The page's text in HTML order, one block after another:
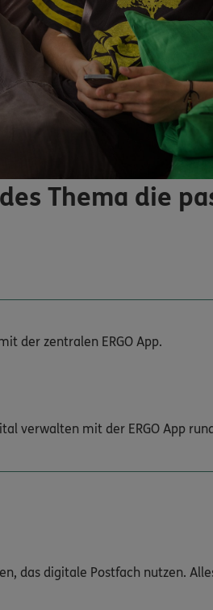
Thema die
der zentralen ERGO App.
verwalten mit der ERGO App
das digitale Postfach nutzen.